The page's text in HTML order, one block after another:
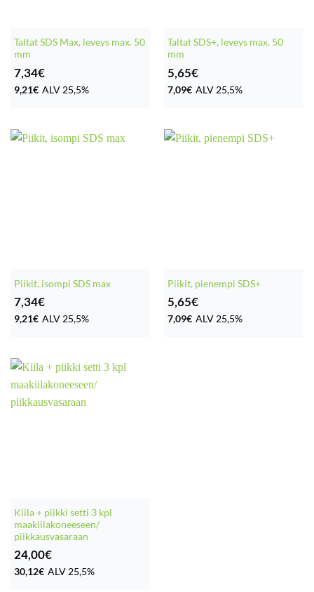
Taltat SDS Max, leveys max. 50
mm
7,34€
9,21€ ALV 25,5%
Taltat SDS+, leveys max. 50
mm
5,65€
7,09€ ALV 25,5%
Piikit, isompi SDS max
7,34€
9,21€ ALV 25,5%
Piikit, pienempi SDS+
5,65€
7,09€ ALV 25,5%
Kiila + piikki setti 3 kpl
maakiilakoneeseen/
piikkausvasaraan
24,00€
30,12€ ALV 25,5%